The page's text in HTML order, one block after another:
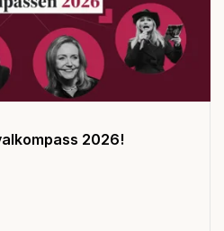
2026!